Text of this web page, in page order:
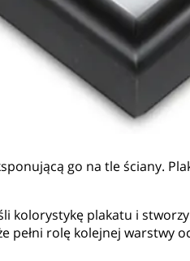
go na tle ściany.
kolorystykę plakatu i
pełni rolę kolejnej warstwy